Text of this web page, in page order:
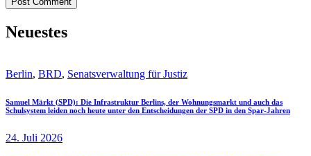
Neuestes
Berlin, BRD, Senatsverwaltung für Justiz
Samuel Märkt (SPD): Die Infrastruktur Berlins, der Wohnungsmarkt und auch das
Schulsystem leiden noch heute unter den Entscheidungen der SPD in den Spar-Jahren
24. Juli 2026